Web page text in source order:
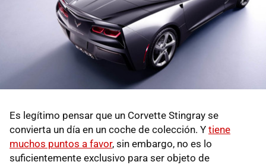
Es legítimo pensar que un Corvette Stingray se
convierta un día en un coche de colección. Y tiene
muchos puntos a favor, sin embargo, no es lo
suficientemente exclusivo para ser objeto de